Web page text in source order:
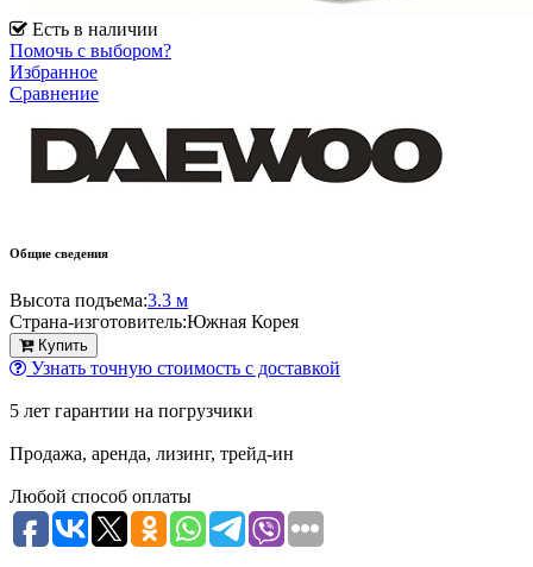
Есть в наличии
Помочь с выбором?
Избранное
Сравнение
Общие сведения
Высота подъема:3.3 м
Страна-изготовитель:Южная Корея
Купить
Узнать точную стоимость с доставкой
5 лет гарантии на погрузчики
Продажа, аренда, лизинг, трейд-ин
Любой способ оплаты